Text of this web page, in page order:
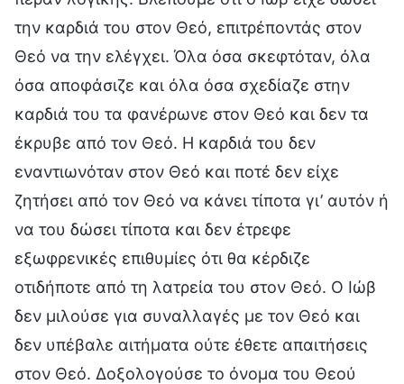
την καρδιά του στον Θεό, επιτρέποντάς στον
Θεό να την ελέγχει. Όλα όσα σκεφτόταν, όλα
όσα αποφάσιζε και όλα όσα σχεδίαζε στην
καρδιά του τα φανέρωνε στον Θεό και δεν τα
έκρυβε από τον Θεό. Η καρδιά του δεν
εναντιωνόταν στον Θεό και ποτέ δεν είχε
ζητήσει από τον Θεό να κάνει τίποτα γι’ αυτόν ή
να του δώσει τίποτα και δεν έτρεφε
εξωφρενικές επιθυμίες ότι θα κέρδιζε
οτιδήποτε από τη λατρεία του στον Θεό. Ο Ιώβ
δεν μιλούσε για συναλλαγές με τον Θεό και
δεν υπέβαλε αιτήματα ούτε έθετε απαιτήσεις
στον Θεό. Δοξολογούσε το όνομα του Θεού